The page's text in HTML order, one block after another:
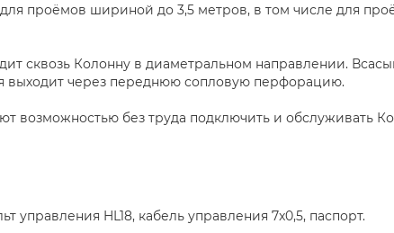
проёмов шириной до 3,5 метров, в том числе для
сквозь Колонну в диаметральном направлении.
выходит через переднюю сопловую перфорацию.
возможностью без труда подключить и обслуживать
управления HL18, кабель управления 7x0,5, паспорт.